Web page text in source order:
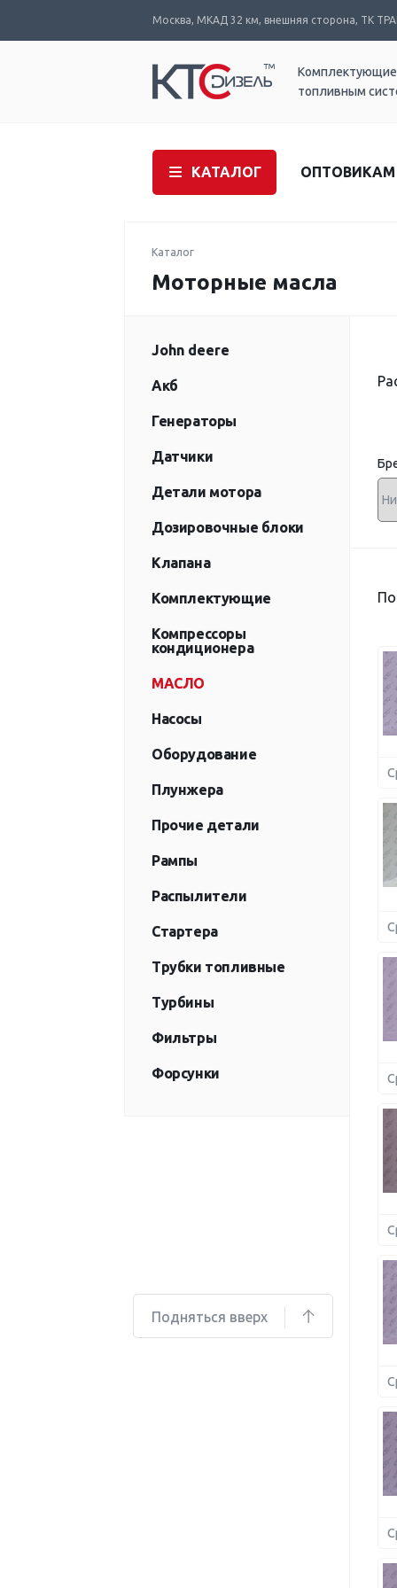
Москва, МКАД 32 км, внешняя сторона, ТК
Комплектующие
топливным
КАТАЛОГ ОПТОВИКАМ
Каталог
Моторные масла
John deere
Акб
Генераторы
Датчики
Детали мотора
Дозировочные блоки
Клапана
Комплектующие
Компрессоры
кондиционера
МАСЛО
Насосы
Оборудование
Плунжера
Прочие детали
Рампы
Распылители
Стартера
Трубки топливные
Турбины
Фильтры
Форсунки
Подняться вверх